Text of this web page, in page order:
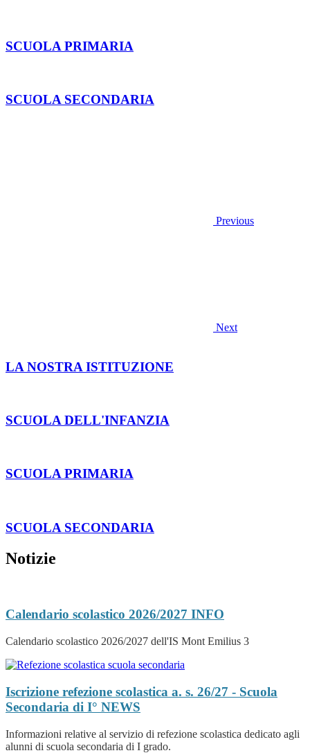
SCUOLA PRIMARIA
SCUOLA SECONDARIA
Previous
Next
LA NOSTRA ISTITUZIONE
SCUOLA DELL'INFANZIA
SCUOLA PRIMARIA
SCUOLA SECONDARIA
Notizie
Calendario scolastico 2026/2027 INFO
Calendario scolastico 2026/2027 dell'IS Mont Emilius 3
Iscrizione refezione scolastica a. s. 26/27 - Scuola
Secondaria di I° NEWS
Informazioni relative al servizio di refezione scolastica dedicato agli
alunni di scuola secondaria di I grado.